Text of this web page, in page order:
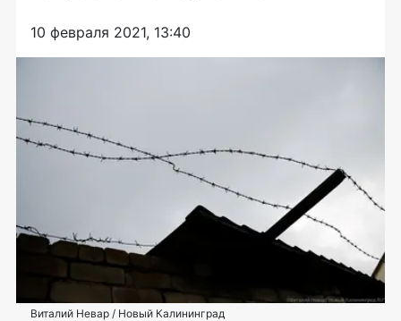
10 февраля 2021, 13:40
Виталий Невар / Новый Калининград